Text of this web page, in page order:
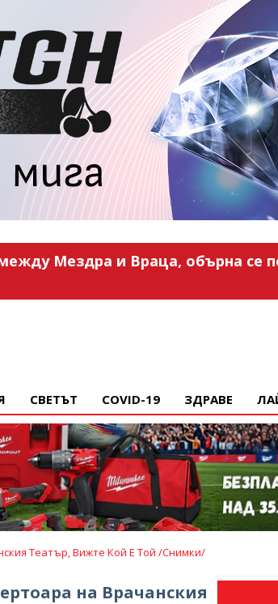
Мездра и Враца, обърна се
СВЕТЪТ COVID-19 ЗДРАВЕ
Театър, Вижте Кой Е Той /снимки/
на Врачанския